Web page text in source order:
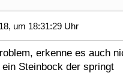
um 18:31:29 Uhr
erkenne es auch
ein Steinbock der springt